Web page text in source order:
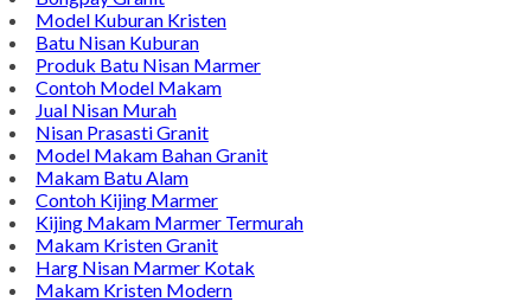
Model Kuburan Kristen
Batu Nisan Kuburan
Produk Batu Nisan Marmer
Contoh Model Makam
Jual Nisan Murah
Nisan Prasasti Granit
Model Makam Bahan Granit
Makam Batu Alam
Contoh Kijing Marmer
Kijing Makam Marmer Termurah
Makam Kristen Granit
Harg Nisan Marmer Kotak
Makam Kristen Modern